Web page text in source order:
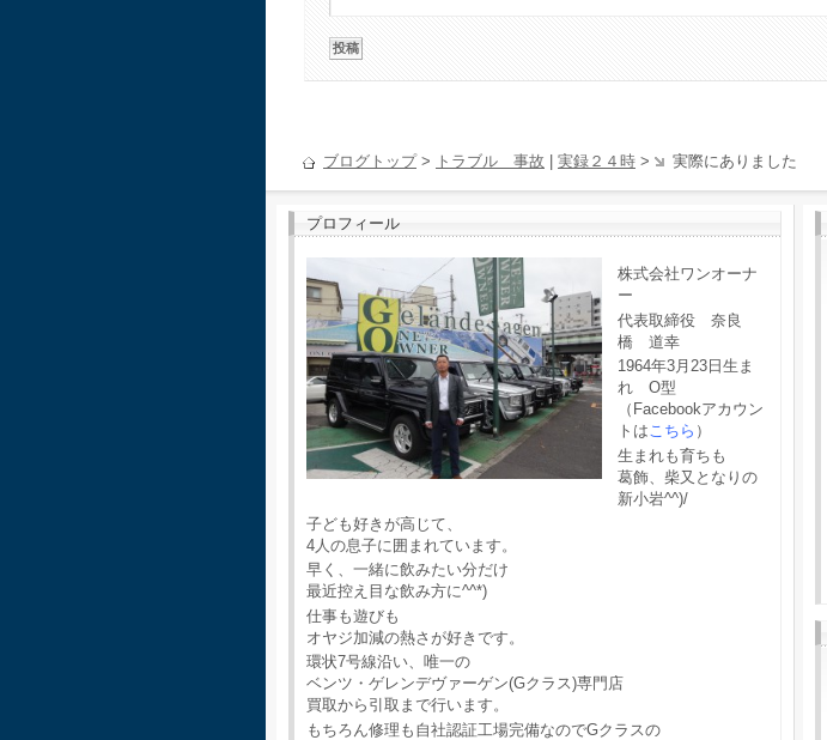
ブログトップ> トラブル 事故 実録２４時 > 実際にありました
プロフィール
株式会社ワンオーナ
ー
代表取締役 奈良
橋 道幸
1964年3月23日生ま
れ O型
（Facebookアカウン
トはこちら ）
生まれも育ちも
葛飾、柴又となりの
新小岩^^)/
子ども好きが高じて、
4人の息子に囲まれています。
早く、一緒に飲みたい分だけ
最近控え目な飲み方に^^*)
仕事も遊びも
オヤジ加減の熱さが好きです。
環状7号線沿い、唯一の
ベンツ・ゲレンデヴァーゲン(Gクラス)専門店
買取から引取まで行います。
もちろん修理も自社認証工場完備なのでGクラスの